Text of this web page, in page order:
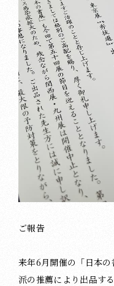
ご報告
来年6月開催の「日本
派の推薦により出品す